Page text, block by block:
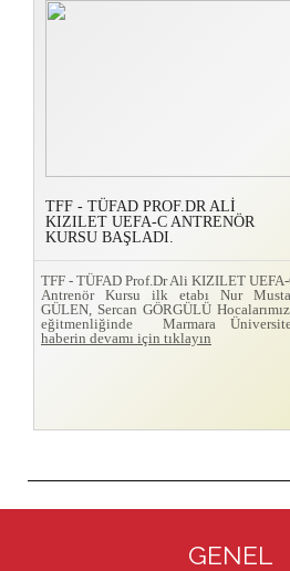
TFF - TÜFAD PROF.DR ALİ
KIZILET UEFA-C ANTRENÖR
KURSU BAŞLADI.
TFF - TÜFAD Prof.Dr Ali KIZILET
Antrenör Kursu ilk etabı Nur
GÜLEN, Sercan GÖRGÜLÜ
eğitmenliğinde Marmara
haberin devamı için tıklayın
GENEL